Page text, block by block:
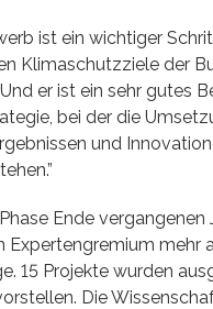
ist ein wichtiger
Klimaschutzziele der
er ist ein sehr gutes
bei der die
und
Ende vergangenen
Expertengremium mehr
15 Projekte wurden
Die